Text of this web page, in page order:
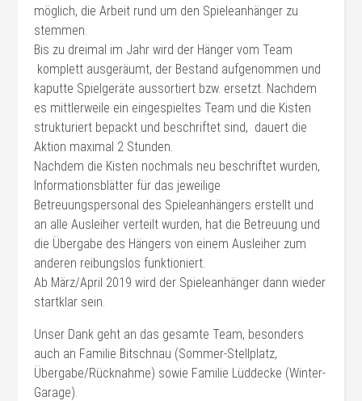
möglich, die Arbeit rund um den Spieleanhänger zu
stemmen.
Bis zu dreimal im Jahr wird der Hänger vom Team
komplett ausgeräumt, der Bestand aufgenommen und
kaputte Spielgeräte aussortiert bzw. ersetzt. Nachdem
es mittlerweile ein eingespieltes Team und die Kisten
strukturiert bepackt und beschriftet sind, dauert die
Aktion maximal 2 Stunden.
Nachdem die Kisten nochmals neu beschriftet wurden,
Informationsblätter für das jeweilige
Betreuungspersonal des Spieleanhängers erstellt und
an alle Ausleiher verteilt wurden, hat die Betreuung und
die Übergabe des Hängers von einem Ausleiher zum
anderen reibungslos funktioniert.
Ab März/April 2019 wird der Spieleanhänger dann wieder
startklar sein.
Unser Dank geht an das gesamte Team, besonders
auch an Familie Bitschnau (Sommer-Stellplatz,
Übergabe/Rücknahme) sowie Familie Lüddecke (Winter-
Garage).